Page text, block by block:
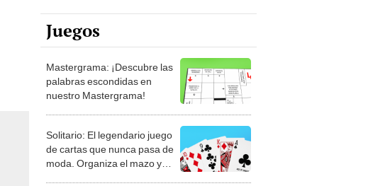
Juegos
Mastergrama: ¡Descubre las
palabras escondidas en
nuestro Mastergrama!
Solitario: El legendario juego
de cartas que nunca pasa de
moda. Organiza el mazo y